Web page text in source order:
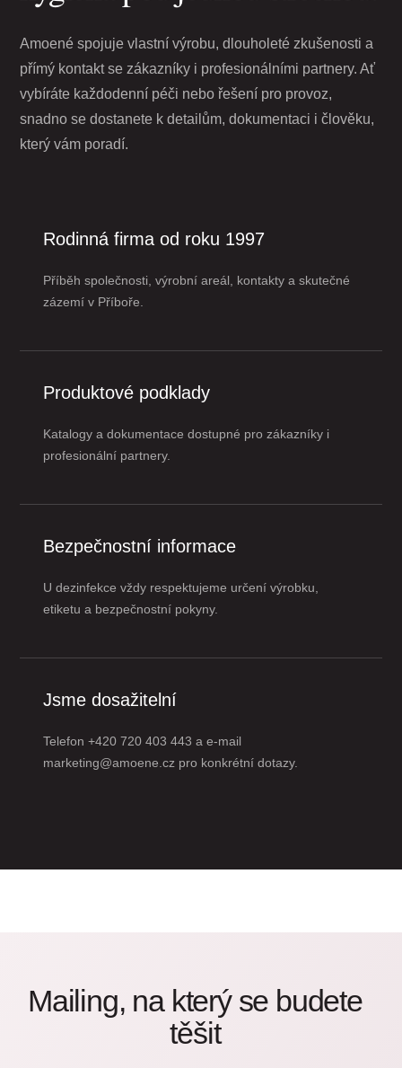
Amoené spojuje vlastní výrobu, dlouholeté zkušenosti a
přímý kontakt se zákazníky i profesionálními partnery. Ať
vybíráte každodenní péči nebo řešení pro provoz,
snadno se dostanete k detailům, dokumentaci i člověku,
který vám poradí.
Rodinná firma od roku 1997
Příběh společnosti, výrobní areál, kontakty a skutečné
zázemí v Příboře.
Produktové podklady
Katalogy a dokumentace dostupné pro zákazníky i
profesionální partnery.
Bezpečnostní informace
U dezinfekce vždy respektujeme určení výrobku,
etiketu a bezpečnostní pokyny.
Jsme dosažitelní
Telefon +420 720 403 443 a e-mail
marketing@amoene.cz pro konkrétní dotazy.
Mailing, na který se budete
těšit